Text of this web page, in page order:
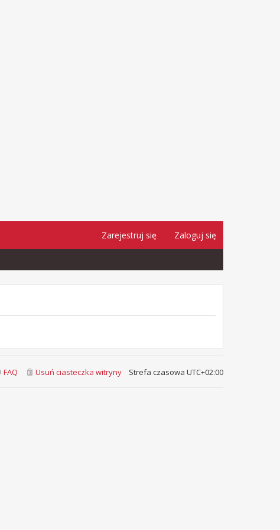
Zaloguj się
Zarejestruj się
Strefa czasowa UTC+02:00
Usuń ciasteczka witryny
FAQ